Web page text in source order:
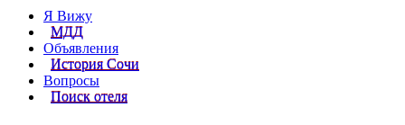
Я Вижу
МДД
Объявления
История Сочи
Вопросы
Поиск отеля